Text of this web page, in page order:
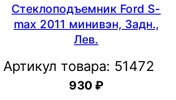
Стеклоподъемник Ford S-
max 2011 минивэн, Задн.,
Лев.
Артикул товара: 51472
930₽